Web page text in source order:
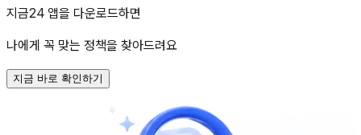
지금24 앱을 다운로드하면
나에게 꼭 맞는 정책을 찾아드려요
지금 바로 확인하기